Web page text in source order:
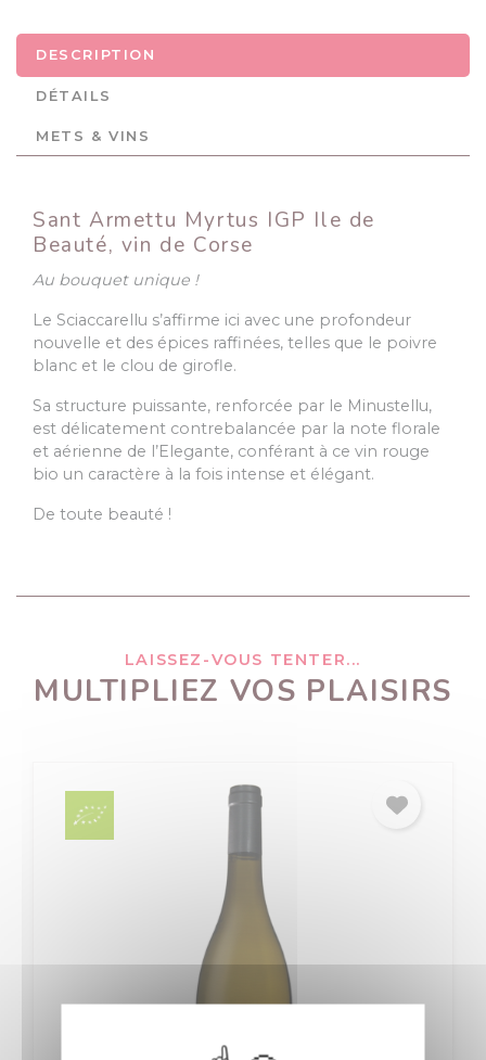
DESCRIPTION
DÉTAILS
METS & VINS
Sant Armettu Myrtus IGP Ile de
Beauté, vin de Corse
Au bouquet unique !
Le Sciaccarellu s’affirme ici avec une profondeur
nouvelle et des épices raffinées, telles que le poivre
blanc et le clou de girofle.
Sa structure puissante, renforcée par le Minustellu,
est délicatement contrebalancée par la note florale
et aérienne de l’Elegante, conférant à ce vin rouge
bio un caractère à la fois intense et élégant.
De toute beauté !
LAISSEZ-VOUS TENTER...
MULTIPLIEZ VOS PLAISIRS